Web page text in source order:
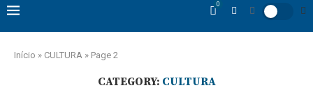
0
Início » CULTURA » Page 2
CATEGORY: CULTURA